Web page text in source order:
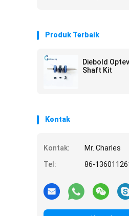
Produk Terbaik
Diebold
Shaft Kit
Kontak
Kontak:
Mr. Charles
Tel:
86-